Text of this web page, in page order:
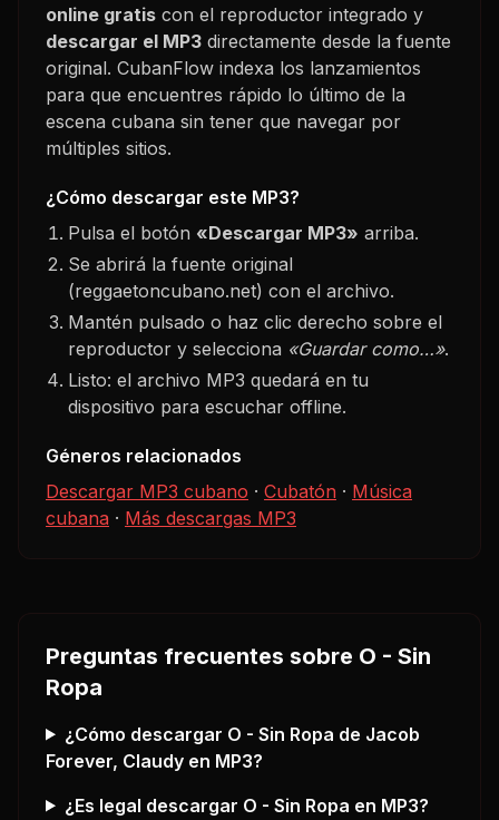
online gratis con el reproductor integrado y
descargar el MP3 directamente desde la fuente
original. CubanFlow indexa los lanzamientos
para que encuentres rápido lo último de la
escena cubana sin tener que navegar por
múltiples sitios.
¿Cómo descargar este MP3?
Pulsa el botón «Descargar MP3» arriba.
Se abrirá la fuente original
(reggaetoncubano.net) con el archivo.
Mantén pulsado o haz clic derecho sobre el
reproductor y selecciona «Guardar como…».
Listo: el archivo MP3 quedará en tu
dispositivo para escuchar offline.
Géneros relacionados
Descargar MP3 cubano · Cubatón · Música
cubana · Más descargas MP3
Preguntas frecuentes sobre O - Sin
Ropa
¿Cómo descargar O - Sin Ropa de Jacob
Forever, Claudy en MP3?
¿Es legal descargar O - Sin Ropa en MP3?